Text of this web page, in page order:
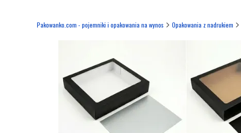
Pakowanko.com - pojemniki i opakowania na wynos Opakowania z nadrukiem